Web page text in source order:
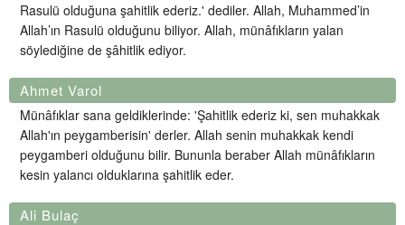
Rasulü olduğuna şahitlik ederiz.' dediler. Allah, Muhammed’in
Allah’ın Rasulü olduğunu biliyor. Allah, münâfıkların yalan
söylediğine de şâhitlik ediyor.
Ahmet Varol
Münâfıklar sana geldiklerinde: 'Şahitlik ederiz ki, sen muhakkak
Allah'ın peygamberisin' derler. Allah senin muhakkak kendi
peygamberi olduğunu bilir. Bununla beraber Allah münâfıkların
kesin yalancı olduklarına şahitlik eder.
Ali Bulaç